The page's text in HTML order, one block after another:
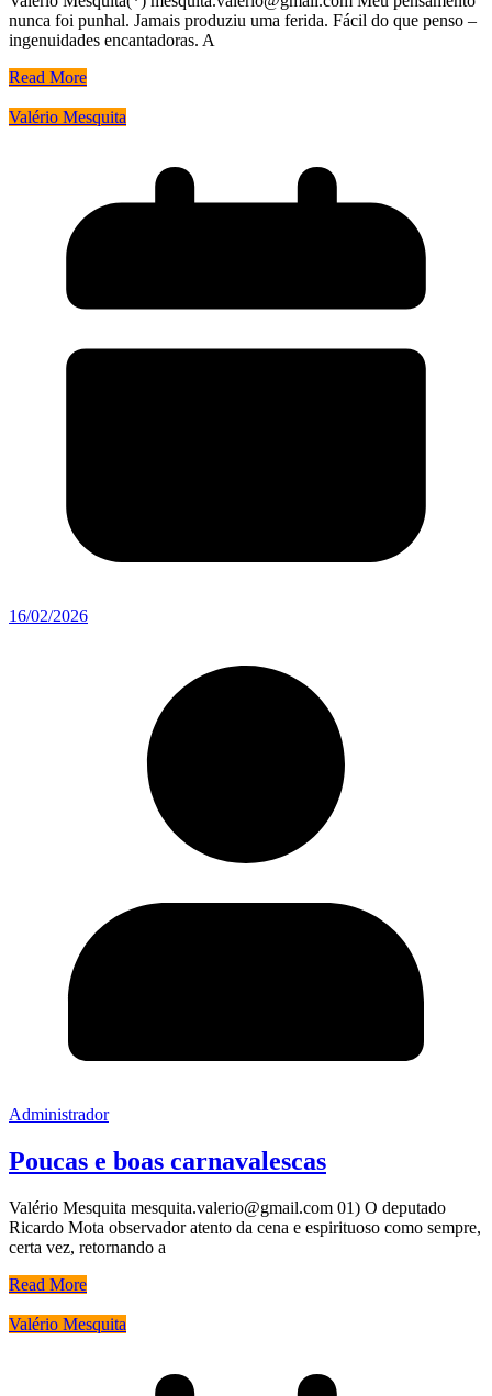
nunca foi punhal. Jamais produziu uma ferida. Fácil do que penso –
ingenuidades encantadoras. A
Read More
Valério Mesquita
16/02/2026
Administrador
Poucas e boas carnavalescas
Valério Mesquita mesquita.valerio@gmail.com 01) O deputado
Ricardo Mota observador atento da cena e espirituoso como sempre,
certa vez, retornando a
Read More
Valério Mesquita